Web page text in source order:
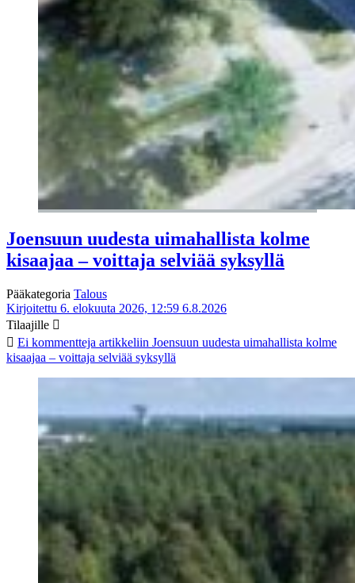
Joensuun uudesta uimahallista kolme
kisaajaa – voittaja selviää syksyllä
Pääkategoria Talous
Kirjoitettu 6. elokuuta 2026, 12:59 6.8.2026
Tilaajille
Ei kommentteja artikkeliin Joensuun uudesta uimahallista kolme
kisaajaa – voittaja selviää syksyllä